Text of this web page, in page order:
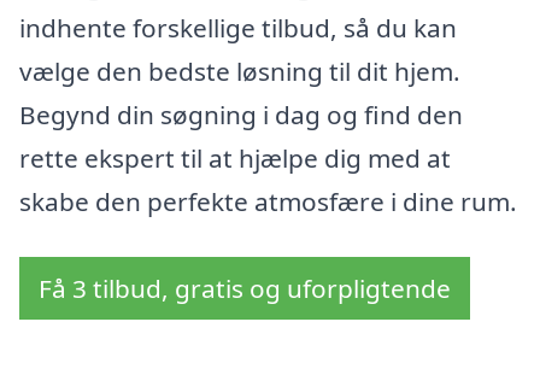
indhente forskellige tilbud, så du kan
vælge den bedste løsning til dit hjem.
Begynd din søgning i dag og find den
rette ekspert til at hjælpe dig med at
skabe den perfekte atmosfære i dine rum.
Få 3 tilbud, gratis og uforpligtende